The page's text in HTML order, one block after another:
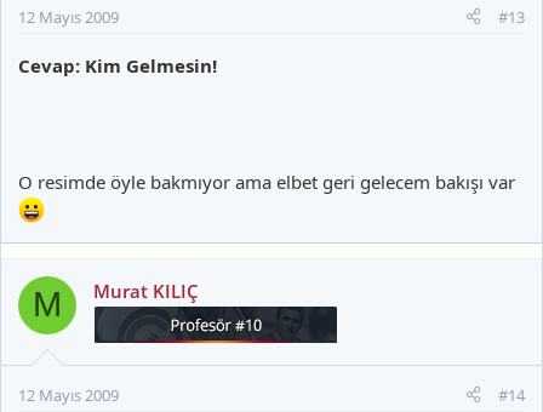
12 Mayıs 2009 #13
Cevap: Kim Gelmesin!
O resimde öyle bakmıyor ama elbet geri gelecem bakışı var
M Murat KILIÇ
12 Mayıs 2009 #14